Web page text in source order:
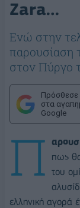
Ζara…
Eνώ στην
παρουσίαση
στον Πύργο
Πρόσθεσε
στα
Google
Π
πως
του
ελληνική